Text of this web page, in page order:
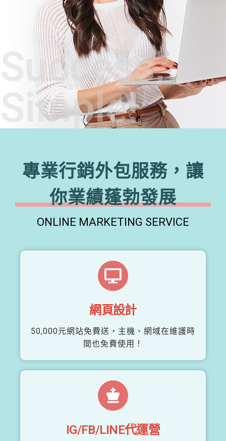
Success,
Simple!
專業行銷外包服務，讓
你業績蓬勃發展
ONLINE MARKETING SERVICE
網頁設計
50,000元網站免費送，主機、網域在維護時
間也免費使用！
IG/FB/LINE代運營